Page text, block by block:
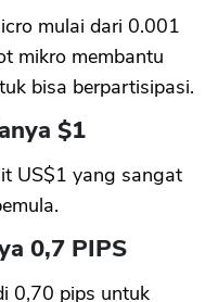
mulai dari 0.001
mikro membantu
bisa berpartisipasi.
$1
US$1 yang sangat
0,7 PIPS
0,70 pips untuk